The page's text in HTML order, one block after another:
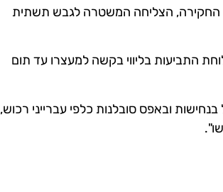
החקירה, הצליחה המשטרה לגבש תשתית
התביעות בליווי בקשה למעצרו עד תום
ובאפס סובלנות כלפי עברייני רכוש,